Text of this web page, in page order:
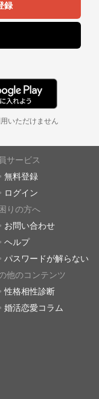
録
いただけません
サービス
無料登録
ログイン
りの方へ
お問い合わせ
ヘルプ
パスワードが解らない
他のコンテンツ
性格相性診断
婚活恋愛コラム